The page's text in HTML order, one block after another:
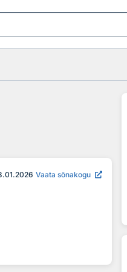
Vaata sõnakogu